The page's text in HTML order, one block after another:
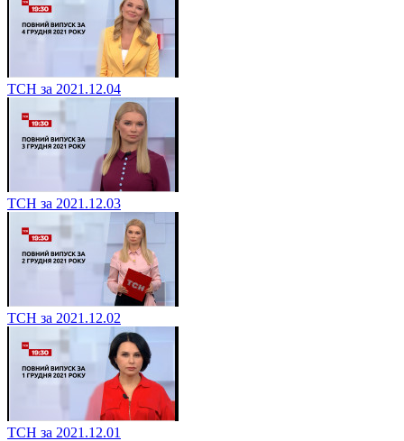
ТСН за 2021.12.04
ТСН за 2021.12.03
ТСН за 2021.12.02
ТСН за 2021.12.01